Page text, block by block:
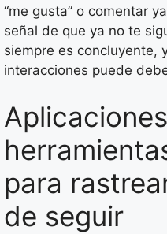
“me gusta” o comentar
señal de que ya no te
siempre es concluyente,
interacciones puede
para
de seguir